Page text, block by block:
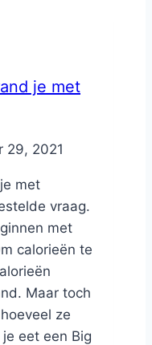
je met
29, 2021
met
vraag.
met
calorieën te
Maar toch
ze
eet een Big